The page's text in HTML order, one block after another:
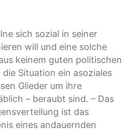
sich sozial in seiner
will und eine solche
keinem guten politischen
Situation ein asoziales
Glieder um ihre
– beraubt sind. – Das
ist das
eines andauernden